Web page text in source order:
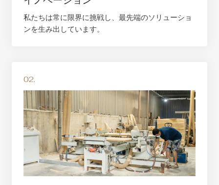
私たちは常に限界に挑戦し、最先端のソリューショ
ンを生み出しています。
02.